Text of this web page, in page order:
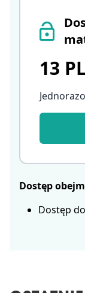
13
Dostęp
Dostęp